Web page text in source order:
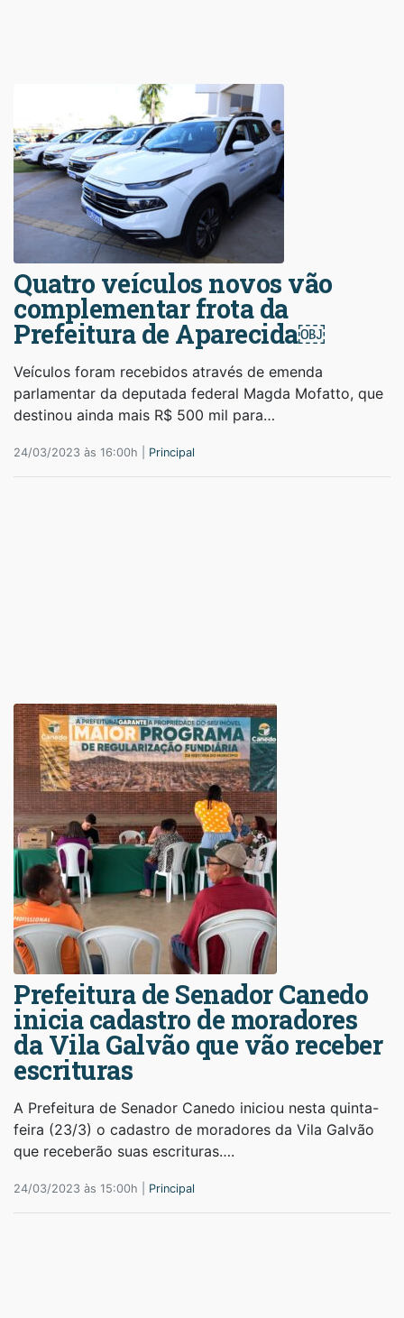
Quatro veículos novos vão
complementar frota da
Prefeitura de Aparecida￼
Veículos foram recebidos através de emenda
parlamentar da deputada federal Magda Mofatto, que
destinou ainda mais R$ 500 mil para…
24/03/2023 às 16:00h | Principal
Prefeitura de Senador Canedo
inicia cadastro de moradores
da Vila Galvão que vão receber
escrituras
A Prefeitura de Senador Canedo iniciou nesta quinta-
feira (23/3) o cadastro de moradores da Vila Galvão
que receberão suas escrituras….
24/03/2023 às 15:00h | Principal